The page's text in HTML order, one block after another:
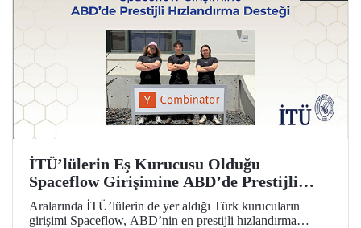
İTÜ’lülerin Eş Kurucusu Olduğu
Spaceflow Girişimine ABD’de Prestijli
Hızlandırma Desteği
Aralarında İTÜ’lülerin de yer aldığı Türk kurucuların
girişimi Spaceflow, ABD’nin en prestijli hızlandırma